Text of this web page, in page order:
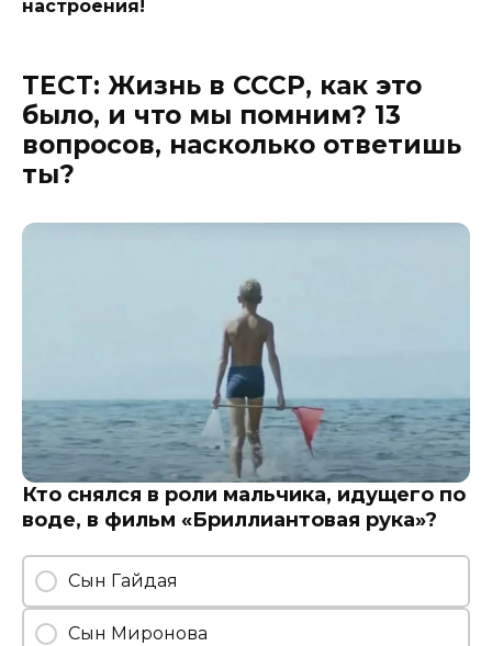
настроения!
ТЕСТ: Жизнь в СССР, как это
было, и что мы помним? 13
вопросов, насколько ответишь
ты?
Кто снялся в роли мальчика, идущего по
воде, в фильм «Бриллиантовая рука»?
Сын Гайдая
Сын Миронова